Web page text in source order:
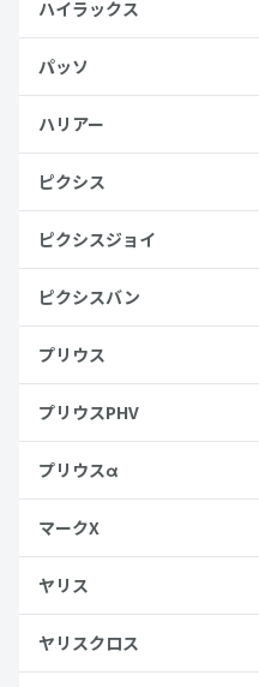
ハイラックス
パッソ
ハリアー
ピクシス
ピクシスジョイ
ピクシスバン
プリウス
プリウスPHV
プリウスα
マークX
ヤリス
ヤリスクロス